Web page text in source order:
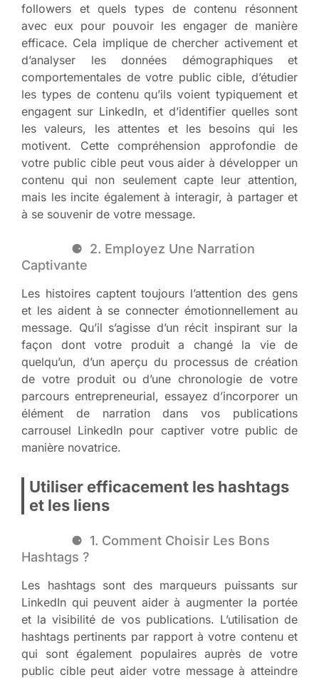
followers et quels types de contenu résonnent
avec eux pour pouvoir les engager de manière
efficace. Cela implique de chercher activement et
d’analyser les données démographiques et
comportementales de votre public cible, d’étudier
les types de contenu qu’ils voient typiquement et
engagent sur LinkedIn, et d’identifier quelles sont
les valeurs, les attentes et les besoins qui les
motivent. Cette compréhension approfondie de
votre public cible peut vous aider à développer un
contenu qui non seulement capte leur attention,
mais les incite également à interagir, à partager et
à se souvenir de votre message.
2. Employez Une Narration
Captivante
Les histoires captent toujours l’attention des gens
et les aident à se connecter émotionnellement au
message. Qu’il s’agisse d’un récit inspirant sur la
façon dont votre produit a changé la vie de
quelqu’un, d’un aperçu du processus de création
de votre produit ou d’une chronologie de votre
parcours entrepreneurial, essayez d’incorporer un
élément de narration dans vos publications
carrousel LinkedIn pour captiver votre public de
manière novatrice.
Utiliser efficacement les hashtags
et les liens
1. Comment Choisir Les Bons
Hashtags ?
Les hashtags sont des marqueurs puissants sur
LinkedIn qui peuvent aider à augmenter la portée
et la visibilité de vos publications. L’utilisation de
hashtags pertinents par rapport à votre contenu et
qui sont également populaires auprès de votre
public cible peut aider votre message à atteindre